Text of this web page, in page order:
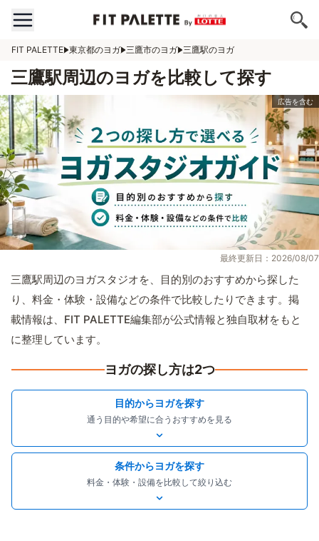
FIT PALETTE 東京都のヨガ 三鷹市のヨガ 三鷹駅のヨガ
三鷹駅周辺のヨガを比較して探す
最終更新日：2026/08/07
三鷹駅周辺のヨガスタジオを、目的別のおすすめから探した
り、料金・体験・設備などの条件で比較したりできます。掲
載情報は、FIT PALETTE編集部が公式情報と独自取材をもと
に整理しています。
ヨガの探し方は2つ
目的からヨガを探す
通う目的や希望に合うおすすめを見る
条件からヨガを探す
料金・体験・設備を比較して絞り込む